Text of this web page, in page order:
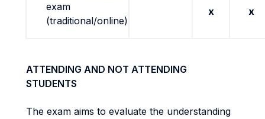
exam
(traditional/online)
x x
ATTENDING AND NOT ATTENDING
STUDENTS
The exam aims to evaluate the understanding